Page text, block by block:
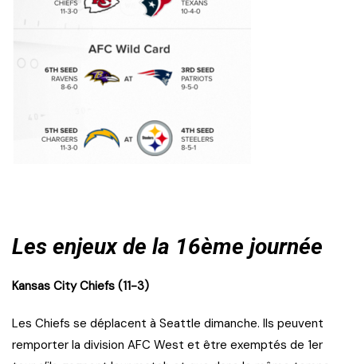
Les enjeux de la 16ème journée
Kansas City Chiefs (11-3)
Les Chiefs se déplacent à Seattle dimanche. Ils peuvent
remporter la division AFC West et être exemptés de 1er